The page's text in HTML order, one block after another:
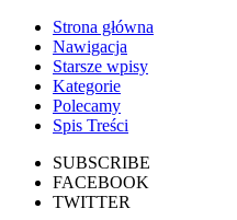
Strona główna
Nawigacja
Starsze wpisy
Kategorie
Polecamy
Spis Treści
SUBSCRIBE
FACEBOOK
TWITTER